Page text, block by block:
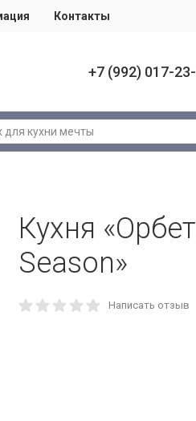
Контакты
+7 (992) 017-
Кухня
Season»
Написать отзыв